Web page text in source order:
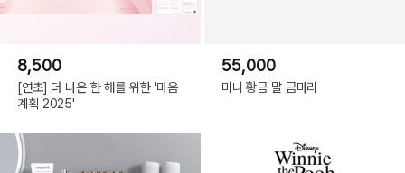
8,500
[연초] 더 나은 한 해를 위한 '마음
계획 2025'
55,000
미니 황금 말 금마리